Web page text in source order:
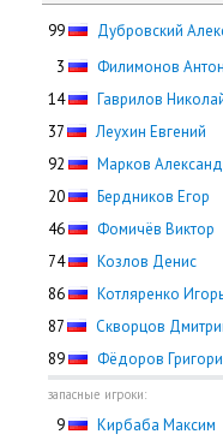
99 Дубровский
3
Филимонов Антон
14
Гаврилов
37
Леухин Евгений
92
Марков
20
Бердников Егор
46
Фомичёв Виктор
74
Козлов Денис
86
Котляренко
87
Скворцов
89
Фёдоров
запасные игроки:
9
Кирбаба Максим